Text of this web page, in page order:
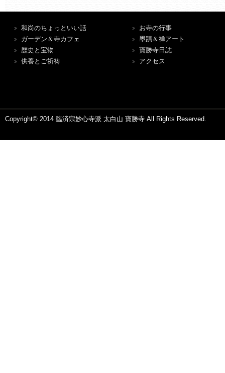
和尚のちょっといい話
ガーデン＆寺カフェ
歴史と宝物
供養とご祈祷
お寺の行事
墨蹟＆禅アート
寶勝寺日誌
アクセス
Copyright© 2014 臨済宗妙心寺派 太白山 寶勝寺 All Rights Reserved.